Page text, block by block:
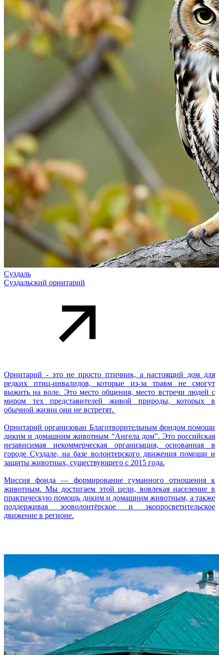
Суздаль
Суздальский орнитарий
Орнитарий - это не просто птичник, а настоящий дом для
редких птиц-инвалидов, которые из-за травм не смогут
выжить на воле. Это место общения, место встречи людей с
миром тех представителей живой природы, которых в
обычной жизни они не встретят.
Орнитарий организован Благотворительным фондом помощи
диким и домашним животным “Ангела дом”. Это российская
независимая некоммерческая организация, основанная в
городе Суздале, на базе волонтерского движения помощи и
защиты животных, существующего с 2015 года.
Миссия фонда — формирование гуманного отношения к
животным. Мы достигаем этой цели, вовлекая население в
практическую помощь диким и домашним животным, а также
поддерживая зооволонтёрское и экопросветительское
движение в регионе.